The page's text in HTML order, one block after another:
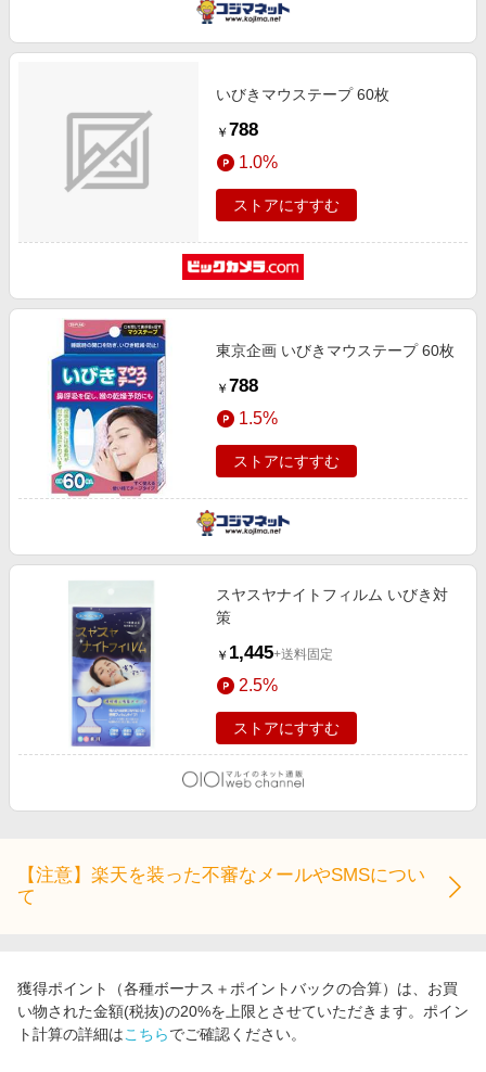
いびきマウステープ 60枚
￥ 788
1.0%
ストアにすすむ
東京企画 いびきマウステープ 60枚
￥ 788
1.5%
ストアにすすむ
スヤスヤナイトフィルム いびき対
策
￥ 1,445+送料固定
2.5%
ストアにすすむ
【注意】楽天を装った不審なメールやSMSについ
て
獲得ポイント（各種ボーナス＋ポイントバックの合算）は、お買
い物された金額(税抜)の20%を上限とさせていただきます。ポイン
ト計算の詳細はこちらでご確認ください。